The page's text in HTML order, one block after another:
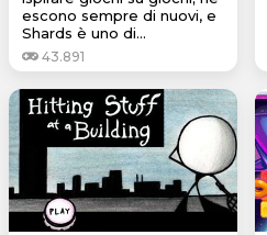
escono sempre di nuovi, e
Shards è uno di...
43.891